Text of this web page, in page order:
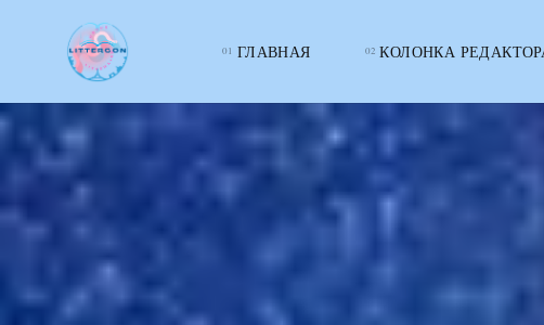
LITTERcon
ГЛАВНАЯ КОЛОНКА